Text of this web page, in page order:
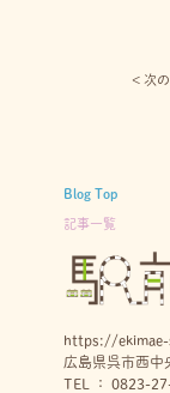
< 次
Blog Top
記事一覧
https://ekimae-
広島県呉市西中
TEL ： 0823-